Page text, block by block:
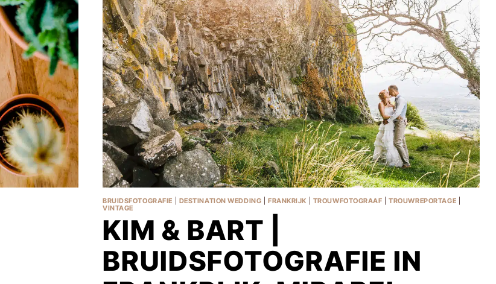
BRUIDSFOTOGRAFIE DESTINATION WEDDING FRANKRIJK TROUWFOTOGRAAF |TROUWREPORTAGE
VINTAGE
KIM & BART |
BRUIDSFOTOGRAFIE IN